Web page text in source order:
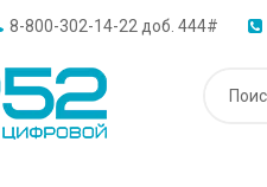
8-800-302-14-22 доб. 444#